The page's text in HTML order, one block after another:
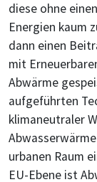
diese ohne
Energien kaum
dann einen
mit
Abwärme
aufgeführten
klimaneutraler
urbanen Raum
EU-Ebene ist